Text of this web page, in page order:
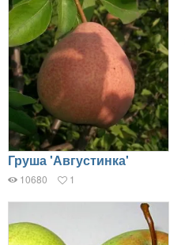
Груша 'Августинка'
10680 1